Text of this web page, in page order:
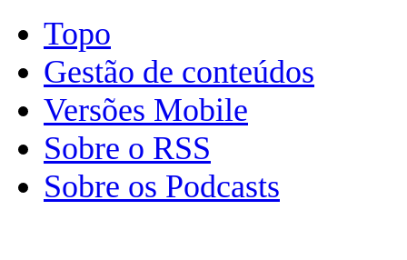
Topo
Gestão de conteúdos
Versões Mobile
Sobre o RSS
Sobre os Podcasts